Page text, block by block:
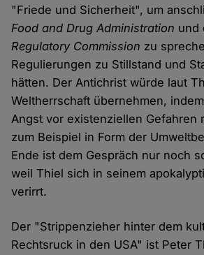
"Friede und Sicherheit", um
Food and Drug Administration und
Regulatory Commission zu
Regulierungen zu Stillstand und
hätten. Der Antichrist würde laut
Weltherrschaft übernehmen,
Angst vor existenziellen Gefahren
zum Beispiel in Form der
Ende ist dem Gespräch nur noch
weil Thiel sich in seinem
verirrt.
Der "Strippenzieher hinter dem
Rechtsruck in den USA" ist Peter